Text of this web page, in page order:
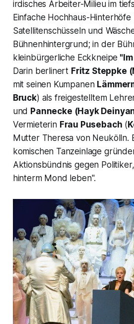
irdisches Arbeiter-Milieu im
Einfache Hochhaus-Hinterhöfe
Satellitenschüsseln und
Bühnenhintergrund; in der
kleinbürgerliche Eckkneipe
Darin berlinert Fritz Steppke
mit seinen Kumpanen
Bruck) als freigestelltem
und Pannecke (Hayk
Vermieterin Frau Pusebach (
Mutter Theresa von Neukölln.
komischen Tanzeinlage
Aktionsbündnis gegen
hinterm Mond leben".